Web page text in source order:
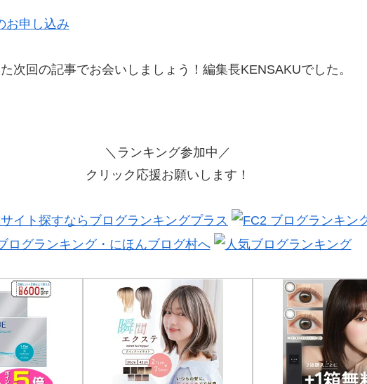
お申し込み
次回の記事でお会いしましょう！編集長KENSAKUでした。
＼ランキング参加中／
クリック応援お願いします！